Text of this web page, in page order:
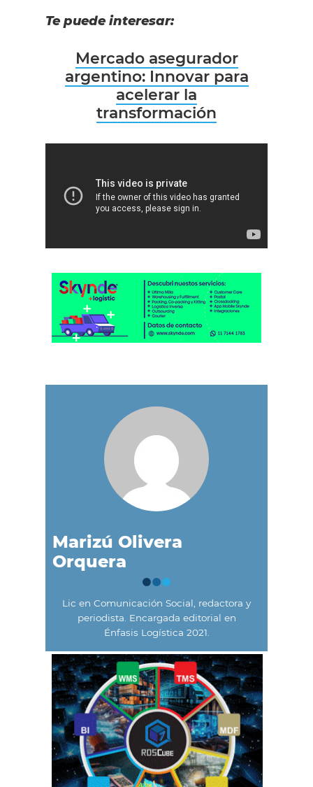
Te puede interesar:
Mercado asegurador
argentino: Innovar para
acelerar la
transformación
Marizú Olivera
Orquera
Lic en Comunicación Social, redactora y
periodista. Encargada editorial en
Énfasis Logística 2021.